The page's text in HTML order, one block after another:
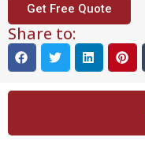
Get Free Quote
Share to: